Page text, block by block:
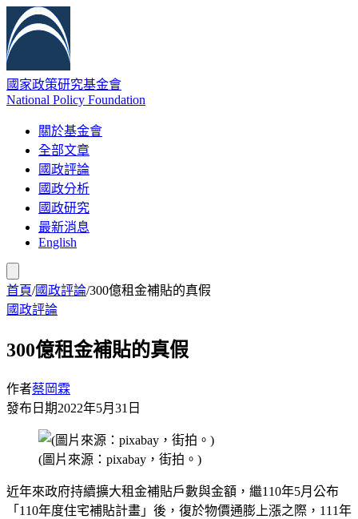
國家政策研究基金會
National Policy Foundation
關於基金會
全部文章
國政評論
國政分析
國政研究
最新消息
English
首頁/國政評論/300億租金補貼的真假
國政評論
300億租金補貼的真假
作者蔡岡霖
發布日期2022年5月31日
(圖片來源：pixabay，街拍。)
近年來政府持續擴大租金補貼戶數與金額，繼110年5月公布
「110年度住宅補貼計畫」後，復於物價通膨上漲之際，111年